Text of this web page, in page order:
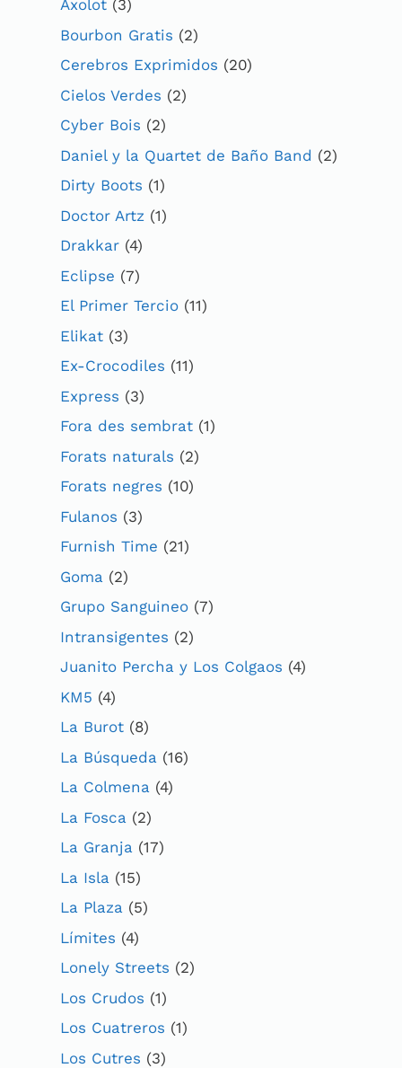
Axolot (3)
Bourbon Gratis (2)
Cerebros Exprimidos (20)
Cielos Verdes (2)
Cyber Bois (2)
Daniel y la Quartet de Baño Band (2)
Dirty Boots (1)
Doctor Artz (1)
Drakkar (4)
Eclipse (7)
El Primer Tercio (11)
Elikat (3)
Ex-Crocodiles (11)
Express (3)
Fora des sembrat (1)
Forats naturals (2)
Forats negres (10)
Fulanos (3)
Furnish Time (21)
Goma (2)
Grupo Sanguineo (7)
Intransigentes (2)
Juanito Percha y Los Colgaos (4)
KM5 (4)
La Burot (8)
La Búsqueda (16)
La Colmena (4)
La Fosca (2)
La Granja (17)
La Isla (15)
La Plaza (5)
Límites (4)
Lonely Streets (2)
Los Crudos (1)
Los Cuatreros (1)
Los Cutres (3)